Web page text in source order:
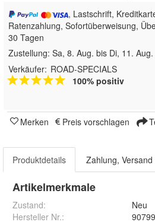
, Lastschrift,
Ratenzahlung, Sofortüberweisung,
30 Tagen
Zustellung: Sa, 8. Aug. bis Di, 11. Aug.
Verkäufer: ROAD-SPECIALS
100% positiv
Merken Preis vorschlagen
Produktdetails Zahlung,
Artikelmerkmale
Zustand:
Neu
Hersteller Nr.: